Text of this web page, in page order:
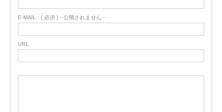
E-MAIL ( 必須 ) - 公開されません -
URL